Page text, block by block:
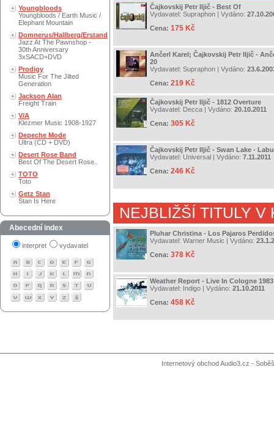
Youngbloods
Youngbloods / Earth Music /
Elephant Mountain
Domnerus/Hallberg/Erstand
Jazz At The Pawnshop -
30th Anniversary
3xSACD+DVD
Prodigy
Music For The Jilted
Generation
Jackson Alan
Freight Train
V/A
Klezmer Music 1908-1927
Depeche Mode
Ultra (CD + DVD)
Desert Rose Band
Best Of The Desert Rose..
TOTO
Toto
Getz Stan
Stan Is Here
Abecední index
interpret vydavatel
Čajkovskij Petr Iljič - Best Of
Vydavatel: Supraphon | Vydáno:
Cena: 175 Kč
Ančerl Karel; Čajkovskij Petr Iljič -
20
Vydavatel: Supraphon | Vydáno:
Cena: 219 Kč
Čajkovskij Petr Iljič - 1812 Overture
Vydavatel: Decca | Vydáno: 20.10.2011
Cena: 305 Kč
Čajkovskij Petr Iljič - Swan Lake -
Vydavatel: Universal | Vydáno: 7.11.2011
Cena: 246 Kč
NEJBLIŽŠÍ TITULY V
Pluhar Christina - Los Pajaros
Vydavatel: Warner Music | Vydáno:
Cena: 378 Kč
Weather Report - Live In Cologne 1983
Vydavatel: Indigo | Vydáno: 21.10.2011
Cena: 458 Kč
Internetový obchod Audio3.cz -